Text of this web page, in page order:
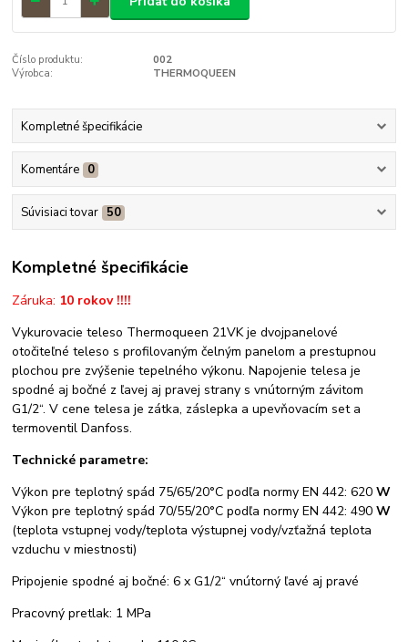
Číslo produktu:
002
Výrobca:
THERMOQUEEN
Kompletné špecifikácie
Komentáre 0
Súvisiaci tovar 50
Kompletné špecifikácie
Záruka: 10 rokov !!!!
Vykurovacie teleso Thermoqueen 21VK je dvojpanelové
otočiteľné teleso s profilovaným čelným panelom a prestupnou
plochou pre zvýšenie tepelného výkonu. Napojenie telesa je
spodné aj bočné z ľavej aj pravej strany s vnútorným závitom
G1/2“. V cene telesa je zátka, záslepka a upevňovacím set a
termoventil Danfoss.
Technické parametre:
Výkon pre teplotný spád 75/65/20°C podľa normy EN 442: 620 W
Výkon pre teplotný spád 70/55/20°C podľa normy EN 442: 490 W
(teplota vstupnej vody/teplota výstupnej vody/vzťažná teplota
vzduchu v miestnosti)
Pripojenie spodné aj bočné: 6 x G1/2“ vnútorný ľavé aj pravé
Pracovný pretlak: 1 MPa